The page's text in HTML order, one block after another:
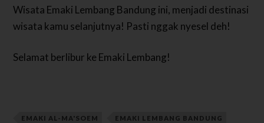
Wisata Emaki Lembang Bandung ini, menjadi destinasi
wisata kamu selanjutnya! Pasti nggak nyesel deh!
Selamat berlibur ke Emaki Lembang!
EMAKI AL-MA'SOEM EMAKI LEMBANG BANDUNG